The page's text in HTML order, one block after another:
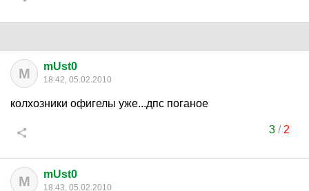
M mUst0
18:42, 05.02.2010
колхозники офигелы уже...дпс поганое
3/ 2
M mUst0
18:43, 05.02.2010